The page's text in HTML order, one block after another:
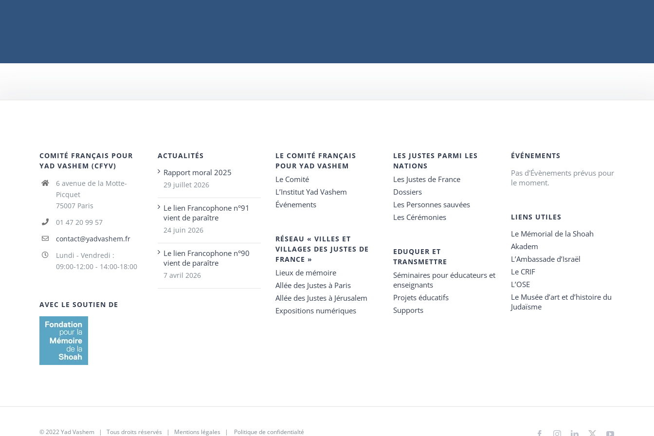
COMITÉ FRANÇAIS POUR
YAD VASHEM (CFYV)
6 avenue de la Motte-
Picquet
75007 Paris
01 47 20 99 57
contact@yadvashem.fr
Lundi - Vendredi :
09:00-12:00 - 14:00-18:00
AVEC LE SOUTIEN DE
ACTUALITÉS
Rapport moral 2025
29 juillet 2026
Le lien Francophone n°91
vient de paraître
24 juin 2026
Le lien Francophone n°90
vient de paraître
7 avril 2026
LE COMITÉ FRANÇAIS
POUR YAD VASHEM
Le Comité
L’Institut Yad Vashem
Événements
RÉSEAU « VILLES ET
VILLAGES DES JUSTES DE
FRANCE »
Lieux de mémoire
Allée des Justes à Paris
Allée des Justes à Jérusalem
Expositions numériques
LES JUSTES PARMI LES
NATIONS
Les Justes de France
Dossiers
Les Personnes sauvées
Les Cérémonies
EDUQUER ET
TRANSMETTRE
Séminaires pour éducateurs et
enseignants
Projets éducatifs
Supports
ÉVÉNEMENTS
Pas d'Évènements prévus pour
le moment.
LIENS UTILES
Le Mémorial de la Shoah
Akadem
L’Ambassade d’Israël
Le CRIF
L’OSE
Le Musée d’art et d’histoire du
Judaïsme
© 2022 Yad Vashem | Tous droits réservés | Mentions légales | Politique de confidentialté FacebookInstagramLinkedIn
X YouTube